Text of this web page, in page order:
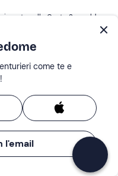
sulla Costa Smeralda
L’escursione
consentito di vedere le
4 ore di durata sono
quello che la zona ha
come te e
l'email